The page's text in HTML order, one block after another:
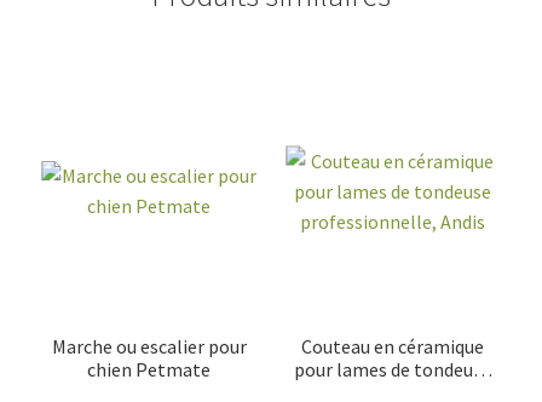
Marche ou escalier pour
chien Petmate
Couteau en céramique
pour lames de tondeuse